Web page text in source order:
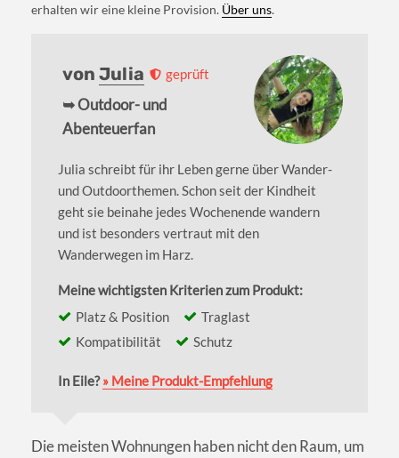
erhalten wir eine kleine Provision. Über uns.
vonJulia geprüft
➥ Outdoor- und
Abenteuerfan
Julia schreibt für ihr Leben gerne über Wander-
und Outdoorthemen. Schon seit der Kindheit
geht sie beinahe jedes Wochenende wandern
und ist besonders vertraut mit den
Wanderwegen im Harz.
Meine wichtigsten Kriterien zum Produkt:
Platz & Position
Traglast
Kompatibilität
Schutz
In Eile?» Meine Produkt-Empfehlung
Die meisten Wohnungen haben nicht den Raum, um